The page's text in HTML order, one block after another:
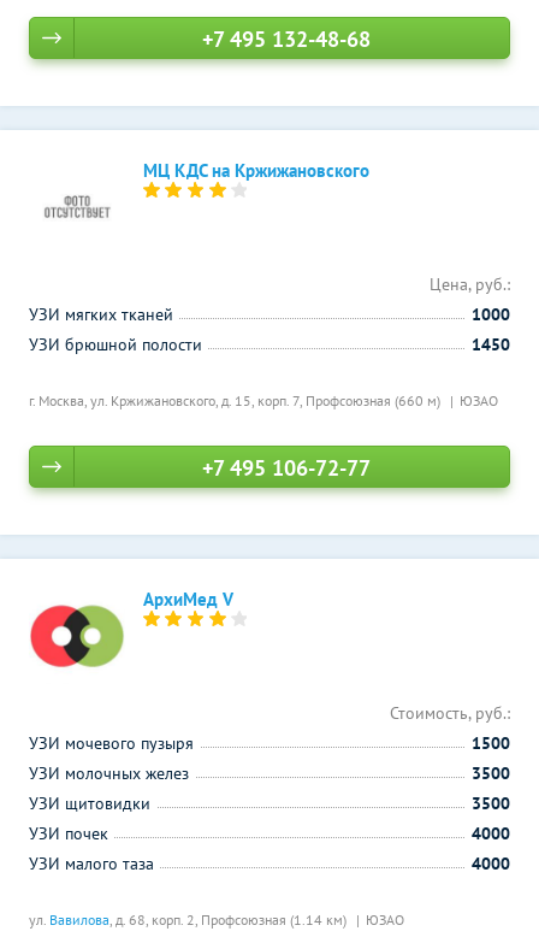
+7 495 132-48-68
МЦ КДС на Кржижановского
г. Москва, ул. Кржижановского, д. 15, корп. 7, Профсоюзная (660 м) ЮЗАО
Цена, руб.:
УЗИ мягких тканей
1000
УЗИ брюшной полости
1450
+7 495 106-72-77
АрхиМед V
ул. Вавилова, д. 68, корп. 2, Профсоюзная (1.14 км) ЮЗАО
Стоимость, руб.:
УЗИ мочевого пузыря
1500
УЗИ молочных желез
3500
УЗИ щитовидки
3500
УЗИ почек
4000
УЗИ малого таза
4000